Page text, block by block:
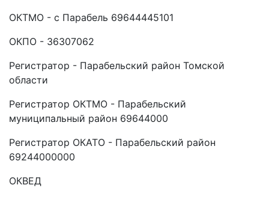
ОКТМО - с Парабель 69644445101
ОКПО - 36307062
Регистратор - Парабельский район Томской
области
Регистратор ОКТМО - Парабельский
муниципальный район 69644000
Регистратор ОКАТО - Парабельский район
69244000000
ОКВЕД